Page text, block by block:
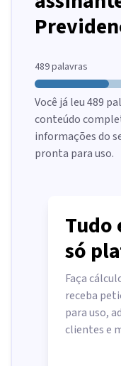
489palavras
Você já leu489
conteúdo
informações do
pronta para uso.
Tudo
só
Faça
receba
para uso,
clientes e